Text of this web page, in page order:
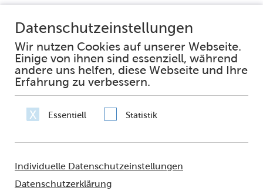
Widerstands und der Freude!
Facebook
Instagram
Impressum
Datenschutz
© 2021 - FRANKFURT AM MAIN
Amt für multikulturelle Angelegenheiten